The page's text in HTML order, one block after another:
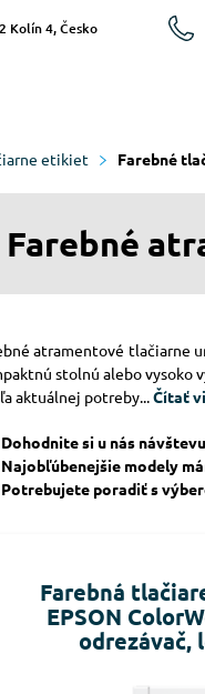
Kolín 4, Česko
etikiet Farebné
Farebné
atramentové tlačiarne
stolnú alebo vysoko
aktuálnej potreby... Čítať
Dohodnite si u nás
Najobľúbenejšie modely
Potrebujete poradiť s
Farebná
EPSON
odrezávač,